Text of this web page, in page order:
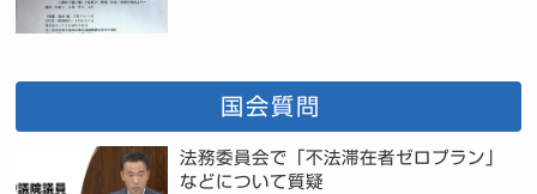
国会質問
法務委員会で「不法滞在者ゼロプラン」
などについて質疑